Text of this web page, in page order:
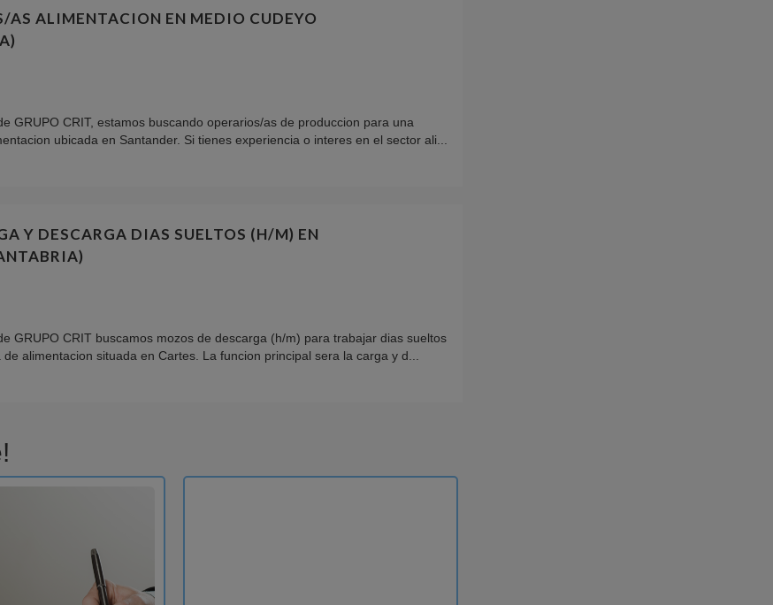
AS ALIMENTACION EN MEDIO CUDEYO
GRUPO CRIT, estamos buscando operarios/as de produccion para una
ubicada en Santander. Si tienes experiencia o interes en el sector ali...
Y DESCARGA DIAS SUELTOS (H/M) EN
GRUPO CRIT buscamos mozos de descarga (h/m) para trabajar dias sueltos
alimentacion situada en Cartes. La funcion principal sera la carga y d...